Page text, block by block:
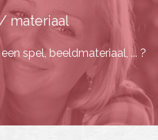
materiaal
spel, beeldmateriaal, ... ?